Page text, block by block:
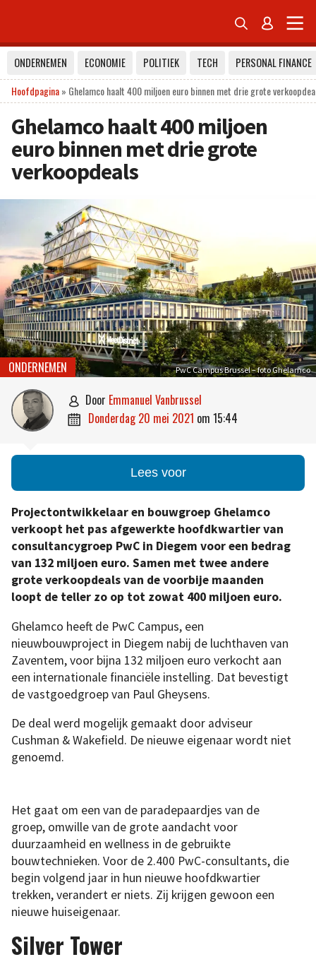
 
ONDERNEMEN ECONOMIE POLITIEK TECH
PERSONAL FINANCE
Hoofdpagina» Ghelamco haalt 400 miljoen euro binnen met drie grote
Ghelamco haalt 400 miljoen
euro binnen met drie grote
verkoopdeals
PwC Campus Brussel – foto Ghelamco
ONDERNEMEN
 door Emmanuel Vanbrussel
 donderdag 20 mei 2021 om 15:44
Lees voor
Projectontwikkelaar en bouwgroep Ghelamco
verkoopt het pas afgewerkte hoofdkwartier van
consultancygroep PwC in Diegem voor een bedrag
van 132 miljoen euro. Samen met twee andere
grote verkoopdeals van de voorbije maanden
loopt de teller zo op tot zowat 400 miljoen euro.
Ghelamco heeft de PwC Campus, een
nieuwbouwproject in Diegem nabij de luchthaven van
Zaventem, voor bijna 132 miljoen euro verkocht aan
een internationale financiële instelling. Dat bevestigt
de vastgoedgroep van Paul Gheysens.
De deal werd mogelijk gemaakt door adviseur
Cushman & Wakefield. De nieuwe eigenaar wordt niet
genoemd.
Het gaat om een van de paradepaardjes van de
groep, omwille van de grote aandacht voor
duurzaamheid en wellness in de gebruikte
bouwtechnieken. Voor de 2.400 PwC-consultants, die
begin volgend jaar in hun nieuwe hoofdkwartier
trekken, verandert er niets. Zij krijgen gewoon een
nieuwe huiseigenaar.
Silver Tower